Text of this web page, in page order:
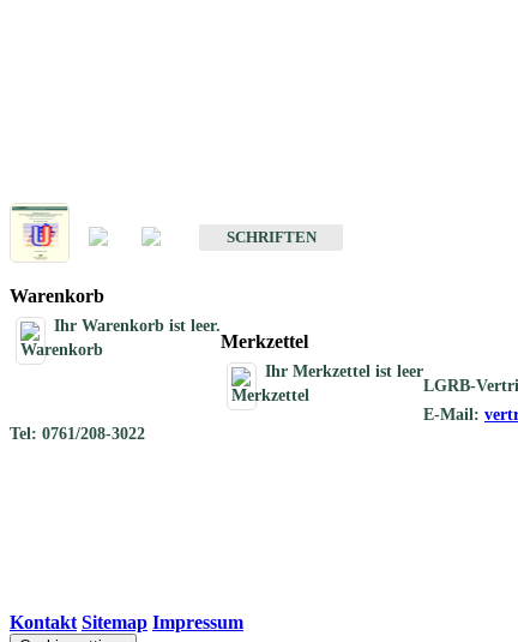
SCHRIFTEN
Warenkorb
Ihr Warenkorb ist leer.
Merkzettel
Ihr Merkzettel ist leer
LGRB-
E-Mail:
Tel: 0761/208-3022
Kontakt Sitemap Impressum